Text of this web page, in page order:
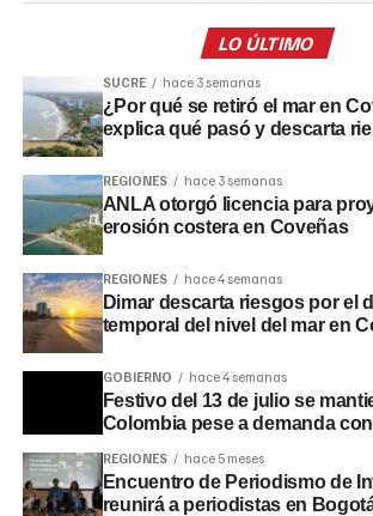
LO ÚLTIMO
SUCRE hace 3 semanas
¿Por qué se retiró el mar en
explica qué pasó y descarta
REGIONES hace 3 semanas
ANLA otorgó licencia para
erosión costera en Coveñas
REGIONES hace 4 semanas
Dimar descarta riesgos por el
temporal del nivel del mar en
GOBIERNO hace 4 semanas
Festivo del 13 de julio se
Colombia pese a demanda
REGIONES hace 5 meses
Encuentro de Periodismo de
reunirá a periodistas en